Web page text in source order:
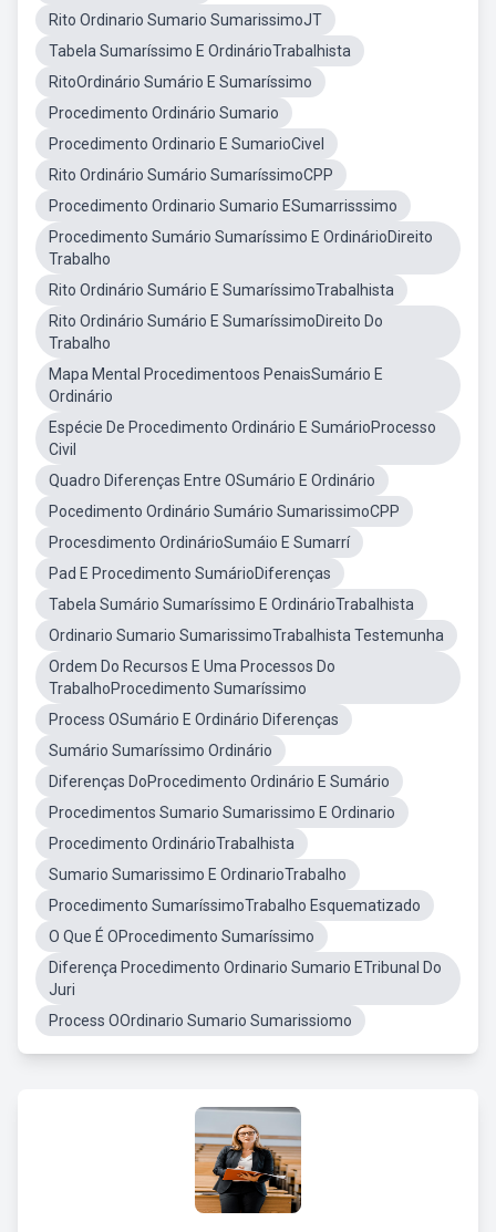
Rito Ordinario Sumario SumarissimoJT
Tabela Sumaríssimo E OrdinárioTrabalhista
RitoOrdinário Sumário E Sumaríssimo
Procedimento Ordinário Sumario
Procedimento Ordinario E SumarioCivel
Rito Ordinário Sumário SumaríssimoCPP
Procedimento Ordinario Sumario ESumarrisssimo
Procedimento Sumário Sumaríssimo E OrdinárioDireito
Trabalho
Rito Ordinário Sumário E SumaríssimoTrabalhista
Rito Ordinário Sumário E SumaríssimoDireito Do
Trabalho
Mapa Mental Procedimentoos PenaisSumário E
Ordinário
Espécie De Procedimento Ordinário E SumárioProcesso
Civil
Quadro Diferenças Entre OSumário E Ordinário
Pocedimento Ordinário Sumário SumarissimoCPP
Procesdimento OrdinárioSumáio E Sumarrí
Pad E Procedimento SumárioDiferenças
Tabela Sumário Sumaríssimo E OrdinárioTrabalhista
Ordinario Sumario SumarissimoTrabalhista Testemunha
Ordem Do Recursos E Uma Processos Do
TrabalhoProcedimento Sumaríssimo
Process OSumário E Ordinário Diferenças
Sumário Sumaríssimo Ordinário
Diferenças DoProcedimento Ordinário E Sumário
Procedimentos Sumario Sumarissimo E Ordinario
Procedimento OrdinárioTrabalhista
Sumario Sumarissimo E OrdinarioTrabalho
Procedimento SumaríssimoTrabalho Esquematizado
O Que É OProcedimento Sumaríssimo
Diferença Procedimento Ordinario Sumario ETribunal Do
Juri
Process OOrdinario Sumario Sumarissiomo